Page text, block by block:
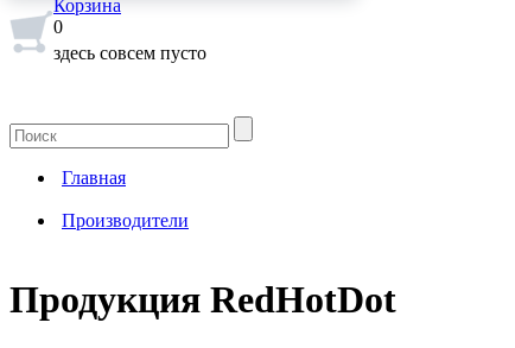
Корзина
0
здесь совсем пусто
Главная
Производители
Продукция RedHotDot